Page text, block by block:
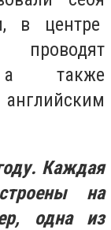
в центре
проводят
а также
Каждая
на
одна из